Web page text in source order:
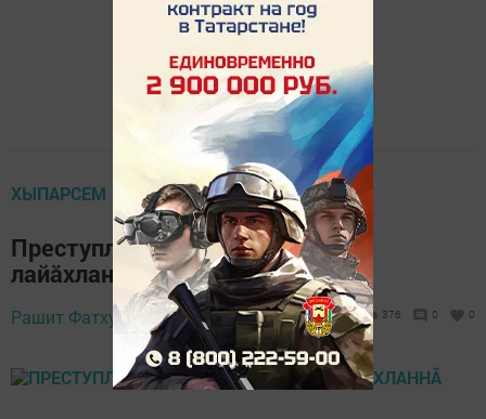
ХЫПАРСЕМ
Преступленисене уҫса парас ӗç
лайӑхланнă
Рашит Фатхуллов, 24 July 2020 - 09:39 376 0 0